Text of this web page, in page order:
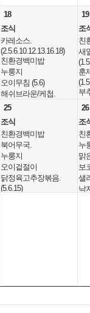
18
조식
카레소스.
(2.5.6.10.12.13.16.18)
친환경백미밥
누룽지
오이무침 (5.6)
해쉬브라운/케첩.
(5.6.12)
소스.
(5.6.10.12.13.15.16)
배추김치 (9)
친환경사과즙 (13)
중식
친환경잡곡밥 (5)
부대찌개
석식
19
조
친
새
훈
부
두
미
중
친
김
냉
양
친
25
조식
친환경백미밥
북어무국.
누룽지
오이겉절이
닭정육고추장볶음.
(5.6.15)
한우버섯불고기. (16)
26
조
친
누
맑
보
샐
낙
몽